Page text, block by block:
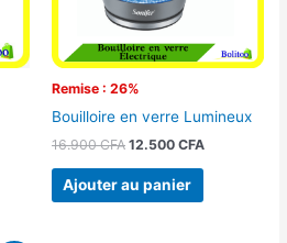
Remise : 26%
Bouilloire en verre Lumineux
16.900CFA 12.500 CFA
Ajouter au panier